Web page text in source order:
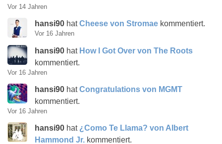
Vor 14 Jahren
hansi90 hatCheese von Stromae kommentiert.
Vor 16 Jahren
hansi90 hat How I Got Over von The Roots
kommentiert.
Vor 16 Jahren
hansi90 hatCongratulations von MGMT
kommentiert.
Vor 16 Jahren
hansi90 hat ¿Como Te Llama? von Albert
Hammond Jr. kommentiert.